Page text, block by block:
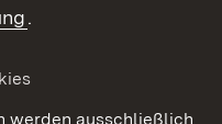
.
werden ausschließlich